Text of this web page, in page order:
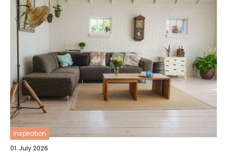
inspiration
01. July 2026